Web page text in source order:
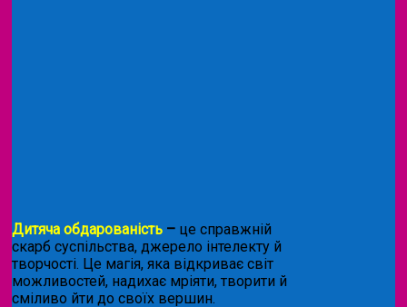
Дитяча обдарованість – це справжній
скарб суспільства, джерело інтелекту й
творчості. Це магія, яка відкриває світ
можливостей, надихає мріяти, творити й
сміливо йти до своїх вершин.